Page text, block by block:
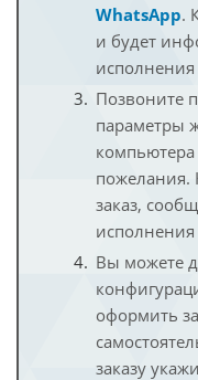
WhatsApp.
и будет
исполнения
Позвоните
параметры
пожелания.
заказ,
исполнения
Вы можете
оформить
заказу